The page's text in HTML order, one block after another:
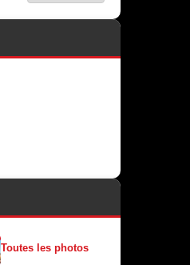
Toutes les photos